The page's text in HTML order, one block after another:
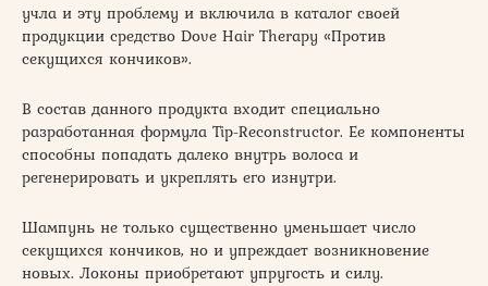
учла и эту проблему и включила в каталог своей
продукции средство Dove Hair Therapy «Против
секущихся кончиков».
В состав данного продукта входит специально
разработанная формула Tip-Reconstructor. Ее компоненты
способны попадать далеко внутрь волоса и
регенерировать и укреплять его изнутри.
Шампунь не только существенно уменьшает число
секущихся кончиков, но и упреждает возникновение
новых. Локоны приобретают упругость и силу.